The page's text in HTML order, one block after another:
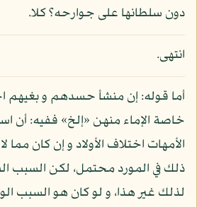
دون سلطانها على جوارحه؟ كلا.
انتهى.
أما قوله: إن منشأ حسدهم و بغيهم
خاصة الإماء منهن «إلخ» ففيه: أن
الأمهات اختلاف الأولاد و إن كان مما
ذلك في المورد محتمل، لكن السبب
لذلك غير هذا، و لو كان هو السبب